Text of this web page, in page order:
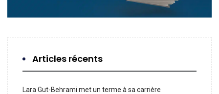
Articles récents
Lara Gut-Behrami met un terme à sa carrière